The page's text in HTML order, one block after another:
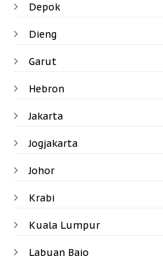
Depok
Dieng
Garut
Hebron
Jakarta
Jogjakarta
Johor
Krabi
Kuala Lumpur
Labuan Bajo